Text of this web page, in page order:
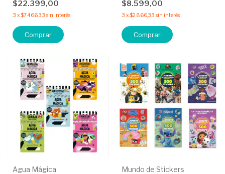
$22.399,00
3 x$7.466,33 sin interés
Comprar
$8.599,00
3 x$2.866,33 sin interés
Comprar
Agua Mágica Mundo de Stickers